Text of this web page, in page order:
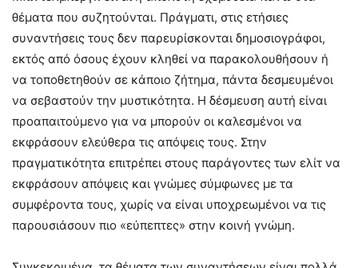
θέματα που συζητούνται. Πράγματι, στις ετήσιες
συναντήσεις τους δεν παρευρίσκονται δημοσιογράφοι,
εκτός από όσους έχουν κληθεί να παρακολουθήσουν ή
να τοποθετηθούν σε κάποιο ζήτημα, πάντα δεσμευμένοι
να σεβαστούν την μυστικότητα. Η δέσμευση αυτή είναι
προαπαιτούμενο για να μπορούν οι καλεσμένοι να
εκφράσουν ελεύθερα τις απόψεις τους. Στην
πραγματικότητα επιτρέπει στους παράγοντες των ελίτ να
εκφράσουν απόψεις και γνώμες σύμφωνες με τα
συμφέροντα τους, χωρίς να είναι υποχρεωμένοι να τις
παρουσιάσουν πιο «εύπεπτες» στην κοινή γνώμη.